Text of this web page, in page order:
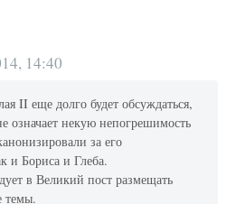
14:40
II еще долго будет обсуждаться,
означает некую непогрешимость
за его
и Бориса и Глеба.
в Великий пост размещать
темы.